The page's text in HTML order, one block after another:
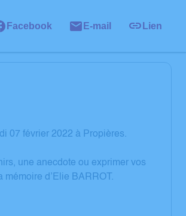
Facebook E-mail Lien
07 février 2022 à Propières.
une anecdote ou exprimer vos
d’Elie BARROT.